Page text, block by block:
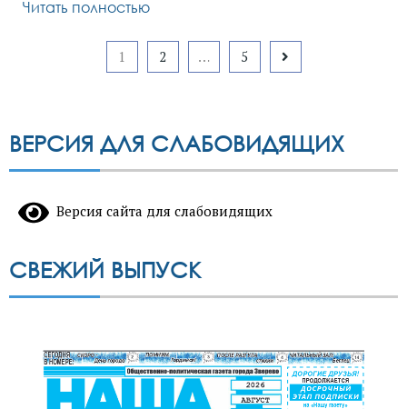
Читать полностью
1 2 … 5
ВЕРСИЯ ДЛЯ СЛАБОВИДЯЩИХ
Версия сайта для слабовидящих
СВЕЖИЙ ВЫПУСК